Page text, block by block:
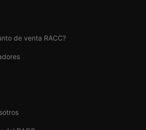
de venta RACC?